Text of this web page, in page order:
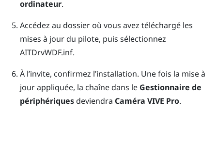
ordinateur.
Accédez au dossier où vous avez téléchargé les
mises à jour du pilote, puis sélectionnez
AITDrvWDF.inf.
À l’invite, confirmez l’installation. Une fois la mise à
jour appliquée, la chaîne dans le Gestionnaire de
périphériquesdeviendra Caméra VIVE Pro.